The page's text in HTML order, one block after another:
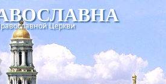
Церкви